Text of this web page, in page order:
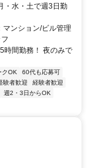
・水・土で週3日勤
ンション/ビル管理
間勤務！ 夜のみで
クOK
60代も応募可
験者歓迎
経験者歓迎
週2・3日からOK